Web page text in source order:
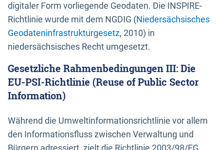
digitaler Form vorliegende Geodaten. Die INSPIRE-
Richtlinie wurde mit dem NGDIG (Niedersächsisches
Geodateninfrastrukturgesetz, 2010) in
niedersächsisches Recht umgesetzt.
Gesetzliche Rahmenbedingungen III: Die
EU-PSI-Richtlinie (Reuse of Public Sector
Information)
Während die Umweltinformationsrichtlinie vor allem
den Informationsfluss zwischen Verwaltung und
Bürgern adressiert, zielt die Richtlinie 2003/98/EG